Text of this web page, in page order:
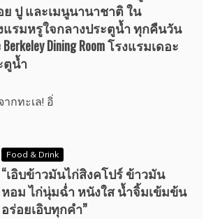
ย ปู และเมนูนานาชาติ ใน
แรมหรูใจกลางประตูน้ำ ทุกคืนวัน
Dining Room โรงแรมเดอะ
ตูน้ำ
กทะเล! อิ่
Food & Drink
“เอิบข้าวมันไก่สิงคโปร์ ข้าวมัน
หอม ไก่นุ่มฉ่ำ หนังใส น้ำจิ้มเข้มข้น
อร่อยเอิบทุกคำ”